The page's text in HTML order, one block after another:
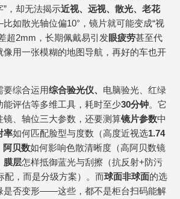
”，却无法揭示近视、远视、散光、老花
如散光轴位偏10°，镜片就可能变成“视
超2mm，长期佩戴易引发眼疲劳甚至代
像用一张模糊的地图导航，再好的车也开
要综合运用综合验光仪、 电脑验光、红绿
能评估等多维工具，耗时至少30分钟。它
镜、轴位三大参数，还要测算镜片参数中
率如何匹配脸型与度数（高度近视选1.74
阿贝数如何影响色散清晰度（高阿贝数镜
膜层怎样抵御蓝光与刮擦（抗反射+防污
配，而是分级方案）。而球面非球面的选
是否变形——这些，都不是柜台扫码能解